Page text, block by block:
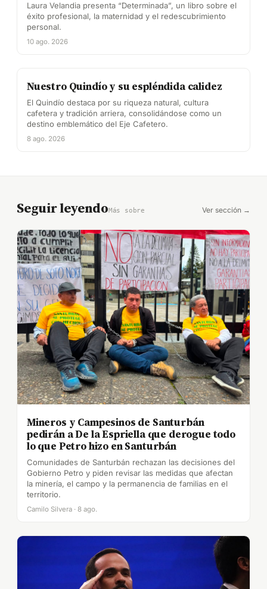
Laura Velandia presenta “Determinada”, un libro sobre el
éxito profesional, la maternidad y el redescubrimiento
personal.
10 ago. 2026
Nuestro Quindío y su espléndida calidez
El Quindío destaca por su riqueza natural, cultura
cafetera y tradición arriera, consolidándose como un
destino emblemático del Eje Cafetero.
8 ago. 2026
Seguir leyendoMás sobre Ver sección →
Mineros y Campesinos de Santurbán
pedirán a De la Espriella que derogue todo
lo que Petro hizo en Santurbán
Comunidades de Santurbán rechazan las decisiones del
Gobierno Petro y piden revisar las medidas que afectan
la minería, el campo y la permanencia de familias en el
territorio.
Camilo Silvera · 8 ago.